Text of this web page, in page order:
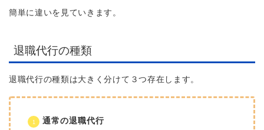
簡単に違いを見ていきます。
退職代行の種類
退職代行の種類は大きく分けて３つ存在します。
通常の退職代行